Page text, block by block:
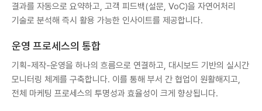
결과를 자동으로 요약하고, 고객 피드백(설문, VoC)을 자연어처리
기술로 분석해 즉시 활용 가능한 인사이트를 제공합니다.
운영 프로세스의 통합
기획-제작-운영을 하나의 흐름으로 연결하고, 대시보드 기반의 실시간
모니터링 체계를 구축합니다. 이를 통해 부서 간 협업이 원활해지고,
전체 마케팅 프로세스의 투명성과 효율성이 크게 향상됩니다.